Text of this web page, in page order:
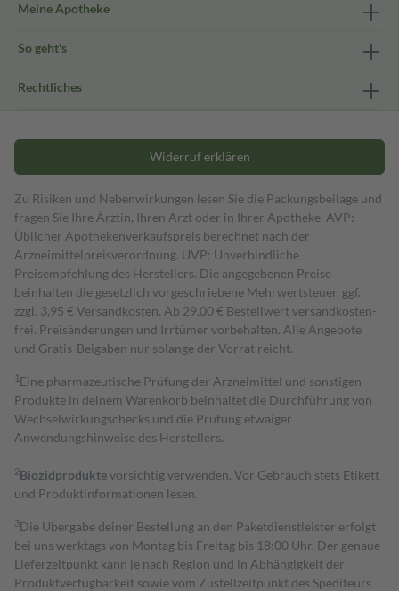
Meine Apotheke
So geht's
Rechtliches
Widerruf erklären
Zu Risiken und Nebenwirkungen lesen Sie die Packungsbeilage und
fragen Sie Ihre Ärztin, Ihren Arzt oder in Ihrer Apotheke. AVP:
Üblicher Apothekenverkaufspreis berechnet nach der
Arzneimittelpreisverordnung. UVP: Unverbindliche
Preisempfehlung des Herstellers. Die angegebenen Preise
beinhalten die gesetzlich vorgeschriebene Mehrwertsteuer, ggf.
zzgl. 3,95 € Versandkosten. Ab 29,00 € Bestell­wert versand­kosten­
frei. Preisänderungen und Irrtümer vorbehalten. Alle Angebote
und Gratis-Beigaben nur solange der Vorrat reicht.
1 Eine pharmazeutische Prüfung der Arzneimittel und sonstigen
Produkte in deinem Warenkorb beinhaltet die Durchführung von
Wechselwirkungschecks und die Prüfung etwaiger
Anwendungshinweise des Herstellers.
2Biozidproduktevorsichtig verwenden. Vor Gebrauch stets Etikett
und Produktinformationen lesen.
3Die Übergabe deiner Bestellung an den Paketdienstleister erfolgt
bei uns werktags von Montag bis Freitag bis 18:00 Uhr. Der genaue
Lieferzeitpunkt kann je nach Region und in Abhängigkeit der
Produktverfügbarkeit sowie vom Zustellzeitpunkt des Spediteurs